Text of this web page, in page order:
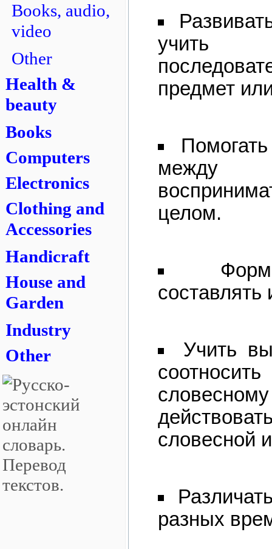
Books, audio,
video
Other
Health &
beauty
Books
Computers
Electronics
Clothing and
Accessories
Handicraft
House and
Garden
Industry
Other
учить
предмет
между
целом.
составлять
Учить
словесной
разных